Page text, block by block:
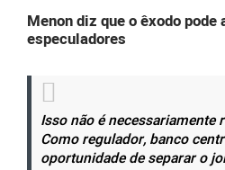
Menon diz que o êxodo
especuladores
Isso não é necessariamente
Como regulador, banco
oportunidade de separar o